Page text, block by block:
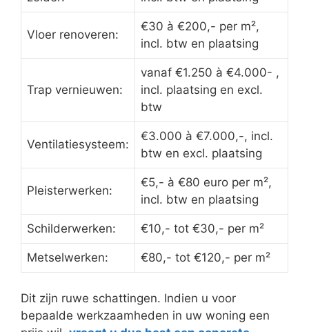
Vloer renoveren:
€30 à €200,- per m²,
incl. btw en plaatsing
Trap vernieuwen:
vanaf €1.250 à €4.000- ,
incl. plaatsing en excl.
btw
Ventilatiesysteem:
€3.000 à €7.000,-, incl.
btw en excl. plaatsing
Pleisterwerken:
€5,- à €80 euro per m²,
incl. btw en plaatsing
Schilderwerken: €10,- tot €30,- per m²
Metselwerken: €80,- tot €120,- per m²
Dit zijn ruwe schattingen. Indien u voor
bepaalde werkzaamheden in uw woning een